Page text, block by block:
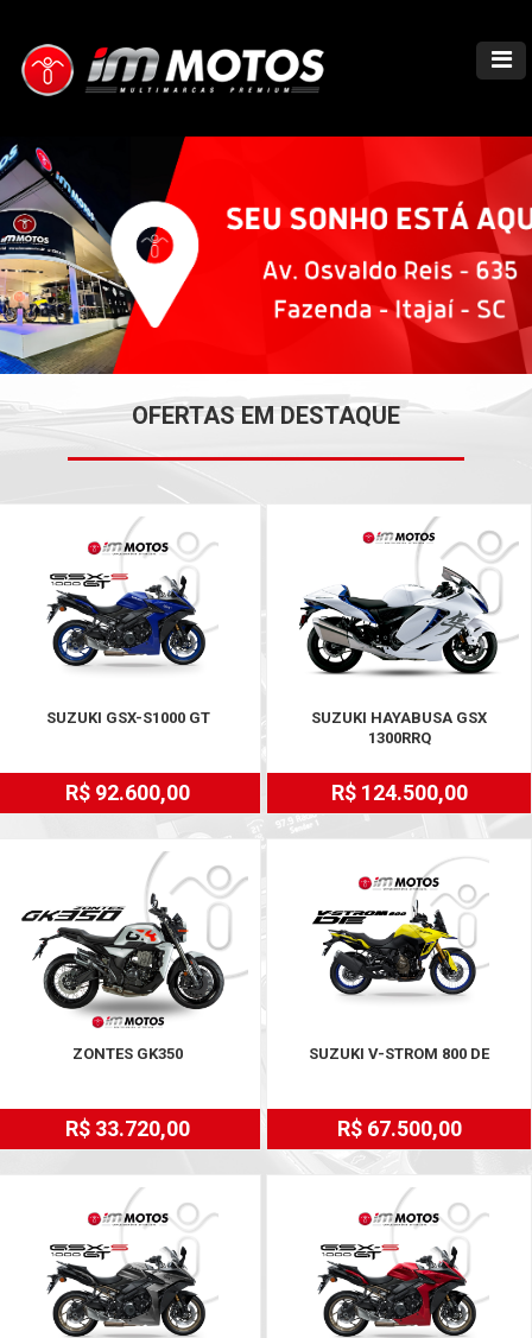
OFERTAS EM DESTAQUE
SUZUKI GSX-S1000 GT
R$ 92.600,00
SUZUKI HAYABUSA GSX
1300RRQ
R$ 124.500,00
ZONTES GK350
R$ 33.720,00
SUZUKI V-STROM 800 DE
R$ 67.500,00